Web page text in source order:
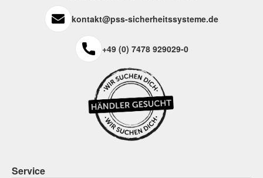
kontakt@pss-sicherheitssysteme.de
+49 (0) 7478 929029-0
Service